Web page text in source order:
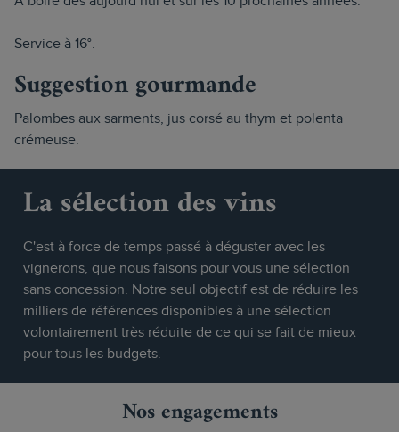
Service à 16°.
Suggestion gourmande
Palombes aux sarments, jus corsé au thym et polenta
crémeuse.
La sélection des vins
C'est à force de temps passé à déguster avec les
vignerons, que nous faisons pour vous une sélection
sans concession. Notre seul objectif est de réduire les
milliers de références disponibles à une sélection
volontairement très réduite de ce qui se fait de mieux
pour tous les budgets.
Nos engagements